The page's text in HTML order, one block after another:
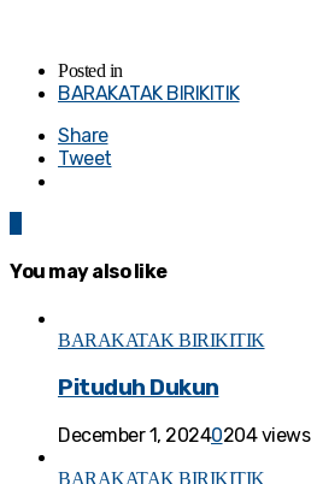
Posted in
BARAKATAK BIRIKITIK
Share
Tweet
You may also like
BARAKATAK BIRIKITIK
Pituduh Dukun
December 1, 20240204 views
BARAKATAK BIRIKITIK